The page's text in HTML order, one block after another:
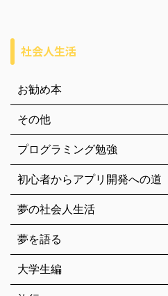
社会人生活
お勧め本
その他
プログラミング勉強
初心者からアプリ開発への道
夢の社会人生活
夢を語る
大学生編